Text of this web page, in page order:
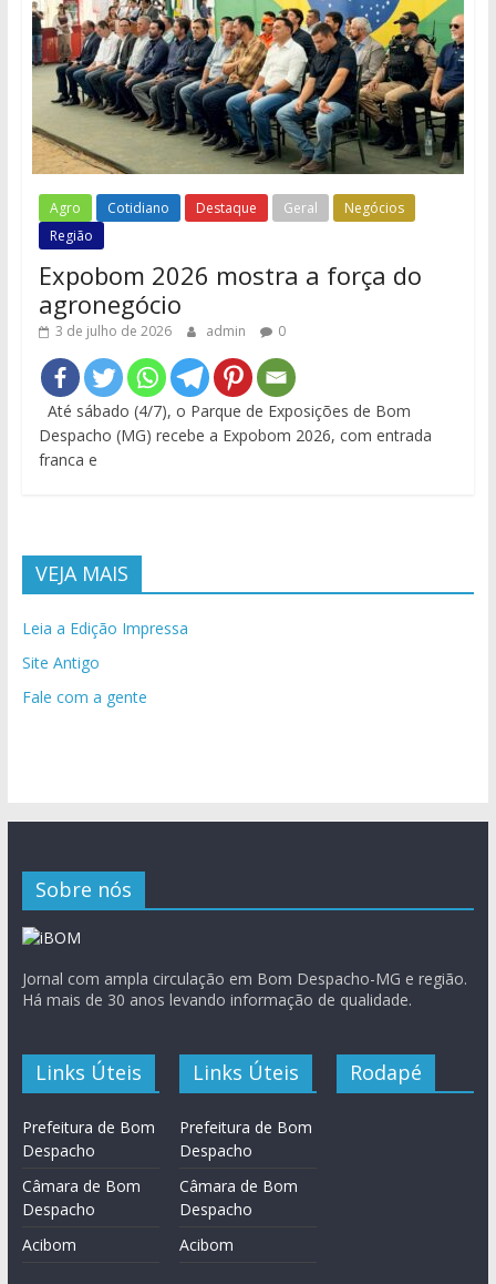
Agro Cotidiano Destaque Geral
Negócios
Região
Expobom 2026 mostra a força do
agronegócio
3 de julho de 2026 admin 0
Até sábado (4/7), o Parque de Exposições de Bom
Despacho (MG) recebe a Expobom 2026, com entrada
franca e
VEJA MAIS
Leia a Edição Impressa
Site Antigo
Fale com a gente
Sobre nós
Jornal com ampla circulação em Bom Despacho-MG e região.
Há mais de 30 anos levando informação de qualidade.
Links Úteis
Prefeitura de Bom
Despacho
Câmara de Bom
Despacho
Acibom
Links Úteis
Prefeitura de Bom
Despacho
Câmara de Bom
Despacho
Acibom
Rodapé